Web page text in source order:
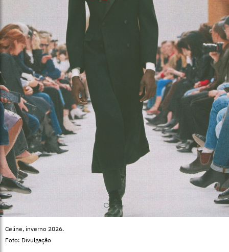
Celine, inverno 2026.
Foto: Divulgação